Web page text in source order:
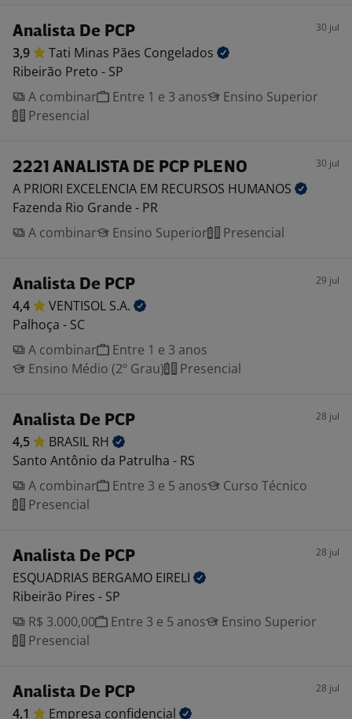
Analista De PCP 30 jul
3,9 Tati Minas Pães Congelados
Ribeirão Preto - SP
A combinar
Entre 1 e 3 anos
Ensino Superior
Presencial
2221 ANALISTA DE PCP PLENO 30 jul
A PRIORI EXCELENCIA EM RECURSOS HUMANOS
Fazenda Rio Grande - PR
A combinar
Ensino Superior Presencial
Analista De PCP 29 jul
4,4 VENTISOL S.A.
Palhoça - SC
A combinar
Entre 1 e 3 anos
Ensino Médio (2º Grau)
Presencial
Analista De PCP 28 jul
4,5 BRASIL RH
Santo Antônio da Patrulha - RS
A combinar
Entre 3 e 5 anos
Curso Técnico
Presencial
Analista De PCP 28 jul
ESQUADRIAS BERGAMO EIRELI
Ribeirão Pires - SP
R$ 3.000,00
Entre 3 e 5 anos
Ensino Superior
Presencial
Analista De PCP 28 jul
4,1 Empresa confidencial